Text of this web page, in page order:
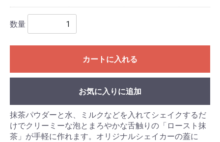
数量
カートに入れる
お気に入りに追加
抹茶パウダーと水、ミルクなどを入れてシェイクするだ
けでクリーミーな泡とまろやかな舌触りの「ロースト抹
茶」が手軽に作れます。オリジナルシェイカーの蓋に